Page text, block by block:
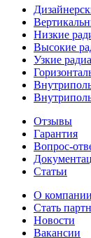
Низкие
Высокие
Узкие
Отзывы
Гарантия
Вопрос-
Статьи
О компании
Стать
Новости
Вакансии